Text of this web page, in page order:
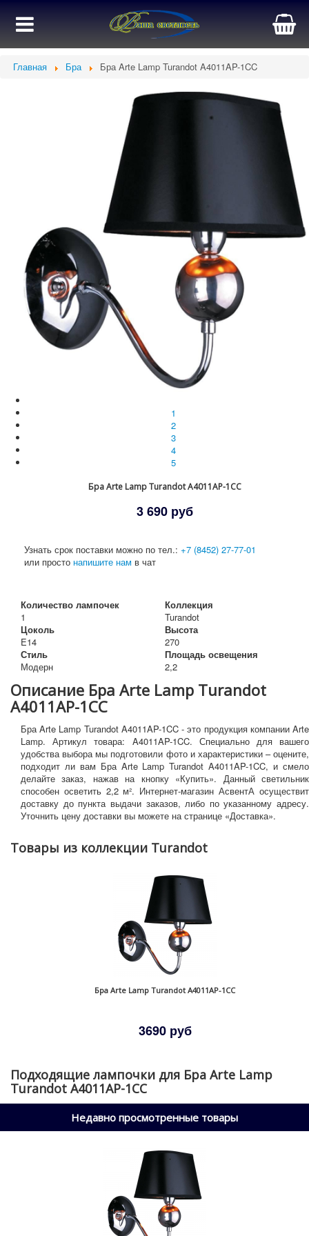
Главная Бра Бра Arte Lamp Turandot A4011AP-1CC
1
2
3
4
5
Бра Arte Lamp Turandot A4011AP-1CC
3 690 руб
Узнать срок поставки можно по тел.: +7 (8452) 27-77-01
или просто напишите нам в чат
Количество лампочек
1
Коллекция
Turandot
Цоколь
E14
Высота
270
Стиль
Модерн
Площадь освещения
2,2
Описание Бра Arte Lamp Turandot
A4011AP-1CC
Бра Arte Lamp Turandot A4011AP-1CC - это продукция компании Arte
Lamp. Артикул товара: A4011AP-1CC. Специально для вашего
удобства выбора мы подготовили фото и характеристики – оцените,
подходит ли вам Бра Arte Lamp Turandot A4011AP-1CC, и смело
делайте заказ, нажав на кнопку «Купить». Данный светильник
способен осветить 2,2 м². Интернет-магазин АсвентА осуществит
доставку до пункта выдачи заказов, либо по указанному адресу.
Уточнить цену доставки вы можете на странице «Доставка».
Товары из коллекции Turandot
Бра Arte Lamp Turandot A4011AP-1CC
3690 руб
Подходящие лампочки для Бра Arte Lamp
Turandot A4011AP-1CC
Недавно просмотренные товары